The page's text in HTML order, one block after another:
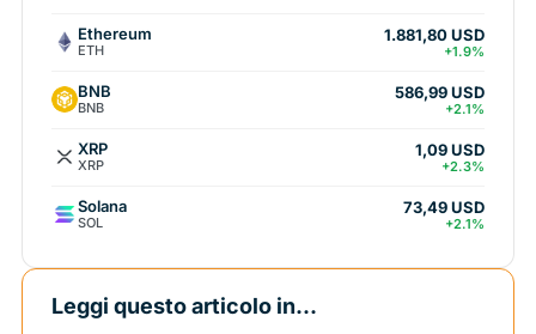
Ethereum
ETH
1.881,80 USD
+1.9%
BNB
BNB
586,99 USD
+2.1%
XRP
XRP
1,09 USD
+2.3%
Solana
SOL
73,49 USD
+2.1%
Leggi questo articolo in...